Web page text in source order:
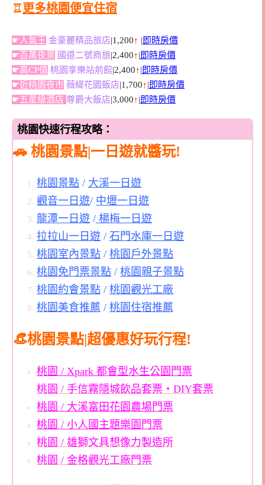
♖ 更多桃園便宜住宿
☛人氣王 金豪麗精品旅店|1,200↑ |即時房價
☛百萬夜景 國道二號商旅|2,400↑|即時房價
☛高CP值 桃園享樂站前館|2,400↑|即時房價
☛近桃園夜市 薇緹花園飯店|1,700↑|即時房價
☛五星級酒店 尊爵大飯店|3,000↑|即時房價
桃園快速行程攻略：
🚗 桃園景點|一日遊就醬玩!
桃園景點 / 大溪一日遊
觀音一日遊/ 中壢一日遊
龍潭一日遊 / 楊梅一日遊
拉拉山一日遊 / 石門水庫一日遊
桃園室內景點 / 桃園戶外景點
桃園免門票景點 / 桃園親子景點
桃園約會景點 / 桃園觀光工廠
桃園美食推薦 / 桃園住宿推薦
👒桃園景點|超優惠好玩行程!
桃園 / Xpark 都會型水生公園門票
桃園 / 手信霧隱城飲品套票・DIY套票
桃園 / 大溪富田花園農場門票
桃園 / 小人國主題樂園門票
桃園 / 雄獅文具想像力製造所
桃園 / 金格觀光工廠門票